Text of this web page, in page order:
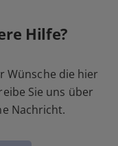
Hilfe?
Wünsche die hier
Sie uns über
Nachricht.